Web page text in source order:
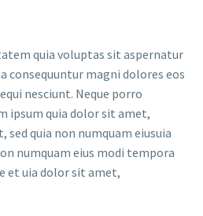
quia voluptas sit aspernatur
consequuntur magni dolores eos
nesciunt. Neque porro
ipsum quia dolor sit amet,
quia non numquam eiusuia
numquam eius modi tempora
et uia dolor sit amet,